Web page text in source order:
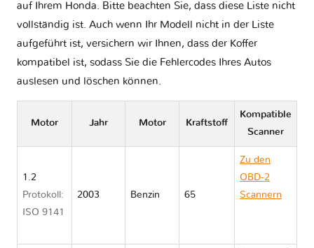
auf Ihrem Honda. Bitte beachten Sie, dass diese Liste nicht
vollständig ist. Auch wenn Ihr Modell nicht in der Liste
aufgeführt ist, versichern wir Ihnen, dass der Koffer
kompatibel ist, sodass Sie die Fehlercodes Ihres Autos
auslesen und löschen können.
Motor Jahr Motor Kraftstoff
Kompatible
Scanner
1.2
Protokoll:
ISO 9141
2003 Benzin 65
Zu den
OBD-2
Scannern